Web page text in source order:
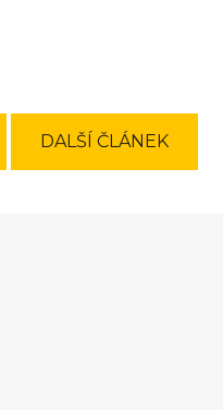
DALŠÍ ČLÁNEK